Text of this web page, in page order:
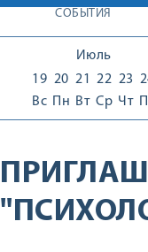
СОБЫТИЯ
Июль
19
Вс
20
Пн
21
Вт
22
Ср
23
Чт